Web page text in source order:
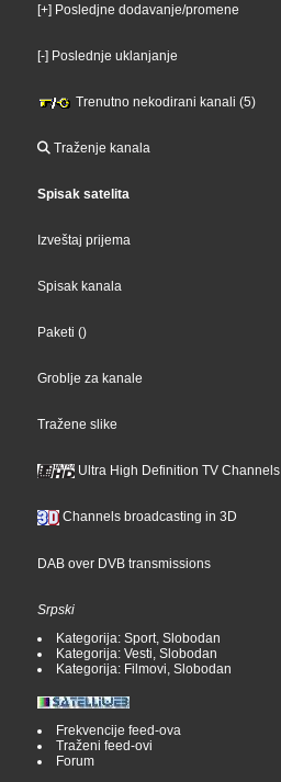
[+] Posledjne dodavanje/promene
[-] Poslednje uklanjanje
Trenutno nekodirani kanali (5)
Traženje kanala
Spisak satelita
Izveštaj prijema
Spisak kanala
Paketi ()
Groblje za kanale
Tražene slike
Ultra High Definition TV Channels
Channels broadcasting in 3D
DAB over DVB transmissions
Srpski
Kategorija: Sport, Slobodan
Kategorija: Vesti, Slobodan
Kategorija: Filmovi, Slobodan
Frekvencije feed-ova
Traženi feed-ovi
Forum